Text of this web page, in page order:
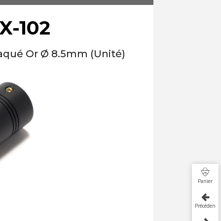
102
Or Ø 8.5mm (Unité)
Panier
Précédent